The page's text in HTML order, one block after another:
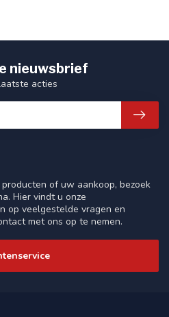
of uw aankoop, bezoek
Hier vindt u onze
op veelgestelde vragen en
met ons op te nemen.
nieuwsbrief
acties